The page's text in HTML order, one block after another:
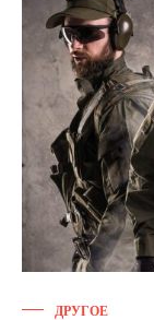
ДРУГОЕ